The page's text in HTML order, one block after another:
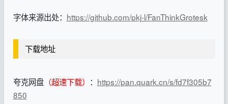
字体来源出处： https://github.com/pkj-l/FanThinkGrotesk
下载地址
夸克网盘（超速下载） ： https://pan.quark.cn/s/fd7f305b7
850